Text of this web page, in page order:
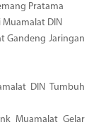
Pratama
DIN
Gandeng Jaringan
DIN Tumbuh
Muamalat Gelar